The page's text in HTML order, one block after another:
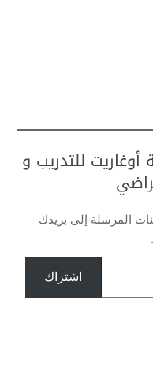
للتدريب و
المرسلة إلى بريدك
اشتراك